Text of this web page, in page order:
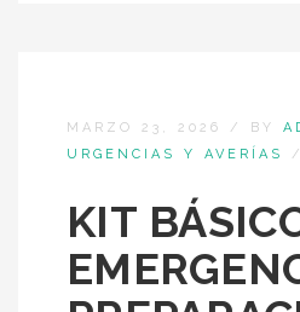
MARZO 23, 2026 / BY
URGENCIAS Y AVERÍAS
KIT